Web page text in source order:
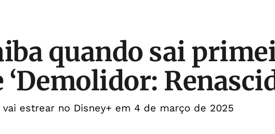
quando sai
‘Demolidor:
vai estrear no Disney+ em 4 de março de 2025